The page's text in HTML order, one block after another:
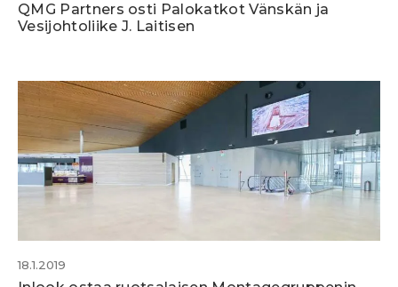
QMG Partners osti Palokatkot Vänskän ja
Vesijohtoliike J. Laitisen
18.1.2019